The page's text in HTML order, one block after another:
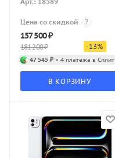
Цена со скидкой ?
157 500₽
181 200₽ -13%
47 545 ₽ × 4 платежа в Сплит
В КОРЗИНУ